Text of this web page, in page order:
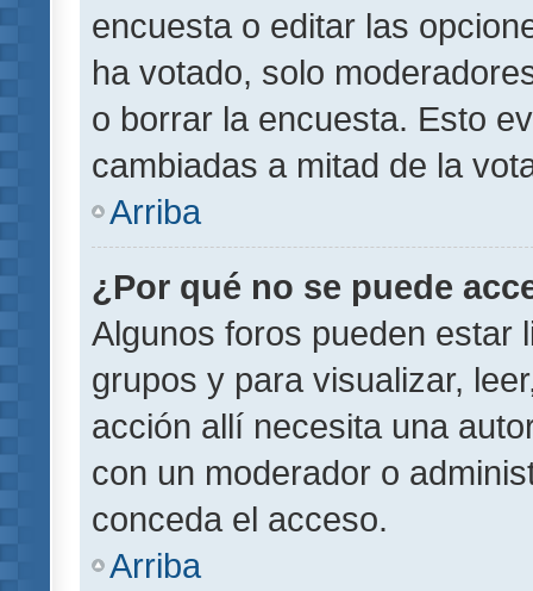
encuesta o editar las
ha votado, solo
o borrar la encuesta. Esto
cambiadas a mitad de la
Arriba
¿Por qué no se puede
Algunos foros pueden estar
grupos y para visualizar,
acción allí necesita una
con un moderador o
conceda el acceso.
Arriba